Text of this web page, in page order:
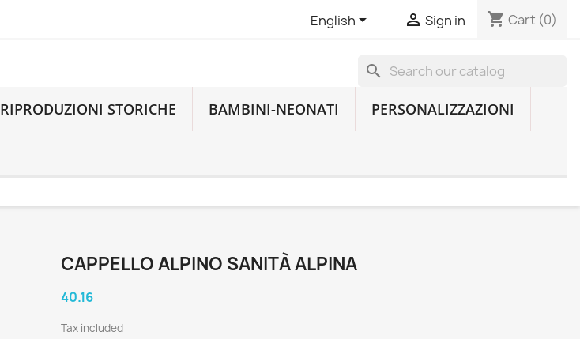
English  Sign in shopping_cart Cart (0)
search
RIPRODUZIONI STORICHE BAMBINI-NEONATI PERSONALIZZAZIONI
CAPPELLO ALPINO SANITÀ ALPINA
40.16
Tax included